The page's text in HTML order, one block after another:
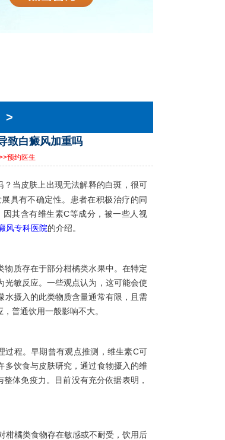
>
致白癜风加重吗
预约医生
当皮肤上出现无法解释的白斑，很可
具有不确定性。患者在积极治疗的同
其含有维生素C等成分，被一些人视
风专科医院的介绍。
质存在于部分柑橘类水果中。在特定
敏反应。一些观点认为，这可能会使
水摄入的此类物质含量通常有限，且需
普通饮用一般影响不大。
程。早期曾有观点推测，维生素C可
多饮食与皮肤研究，通过食物摄入的维
体免疫力。目前没有充分依据表明，
橘类食物存在敏感或不耐受，饮用后